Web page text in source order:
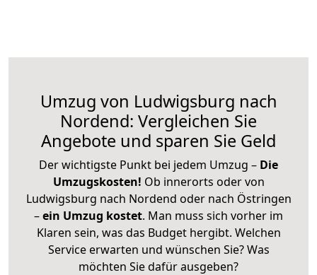
Umzug von Ludwigsburg nach
Nordend: Vergleichen Sie
Angebote und sparen Sie Geld
Der wichtigste Punkt bei jedem Umzug – Die
Umzugskosten! Ob innerorts oder von
Ludwigsburg nach Nordend oder nach Östringen
–ein Umzug kostet. Man muss sich vorher im
Klaren sein, was das Budget hergibt. Welchen
Service erwarten und wünschen Sie? Was
möchten Sie dafür ausgeben?